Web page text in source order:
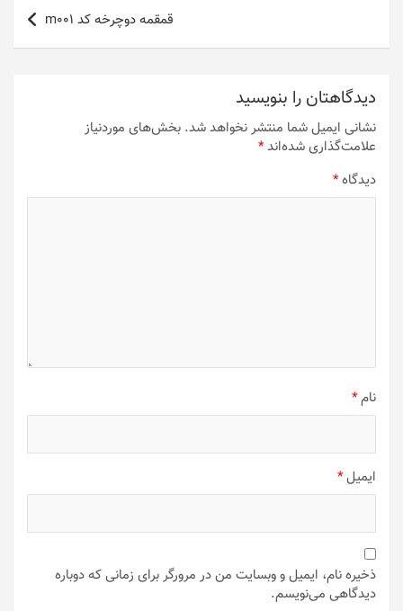
قمقمه دوچرخه کد m001
دیدگاهتان را بنویسید
نشانی ایمیل شما منتشر نخواهد شد. بخش‌های موردنیاز
علامت‌گذاری شده‌اند*
دیدگاه*
نام*
ایمیل*
ذخیره نام، ایمیل و وبسایت من در مرورگر برای زمانی که دوباره
دیدگاهی می‌نویسم.